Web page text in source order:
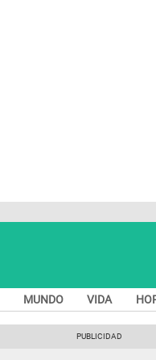
MUNDO VIDA